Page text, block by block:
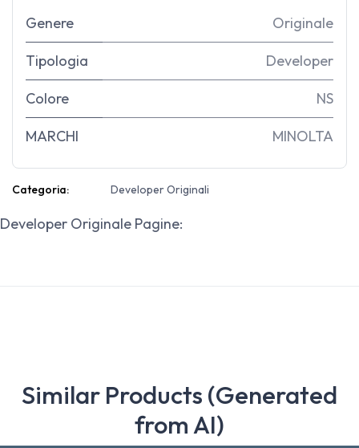
Genere Originale
Tipologia Developer
Colore NS
MARCHI MINOLTA
Categoria: Developer Originali
Developer Originale Pagine:
Similar Products (Generated
from AI)